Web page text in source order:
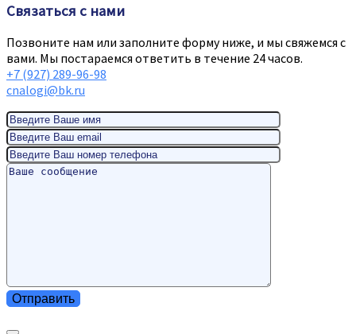
Связаться с нами
Позвоните нам или заполните форму ниже, и мы свяжемся с
вами. Мы постараемся ответить в течение 24 часов.
+7 (927) 289-96-98
cnalogi@bk.ru